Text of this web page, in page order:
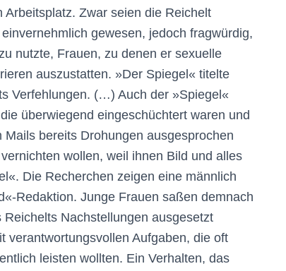
Zwar seien die Reichelt
gewesen, jedoch fragwürdig,
nutzte, Frauen, zu denen er sexuelle
auszustatten. »Der Spiegel« titelte
Verfehlungen. (…) Auch der »Spiegel«
überwiegend eingeschüchtert waren und
bereits Drohungen ausgesprochen
wollen, weil ihnen Bild und alles
Die Recherchen zeigen eine männlich
Redaktion. Junge Frauen saßen demnach
Nachstellungen ausgesetzt
verantwortungsvollen Aufgaben, die oft
leisten wollten. Ein Verhalten, das